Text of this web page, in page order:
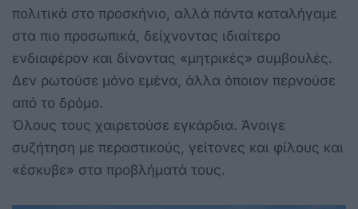
πολιτικά στο προσκήνιο, αλλά πάντα καταλήγαμε
στα πιο προσωπικά, δείχνοντας ιδιαίτερο
ενδιαφέρον και δίνοντας «μητρικές» συμβουλές.
Δεν ρωτούσε μόνο εμένα, άλλα όποιον περνούσε
από το δρόμο.
Όλους τους χαιρετούσε εγκάρδια. Άνοιγε
συζήτηση με περαστικούς, γείτονες και φίλους και
«έσκυβε» στα προβλήματά τους.